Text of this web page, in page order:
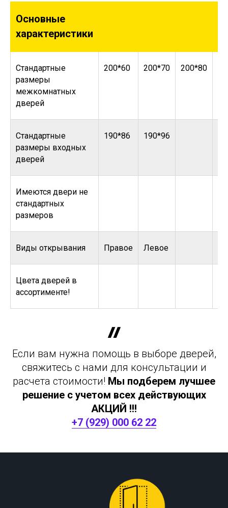
Основные
характеристики
Стандартные
размеры
межкомнатных
дверей
200*60 200*70 200*80
Стандартные
размеры входных
дверей
190*86 190*96
Имеются двери не
стандартных
размеров
Виды открывания Правое Левое
Цвета дверей в
ассортименте!
Если вам нужна помощь в выборе дверей,
свяжитесь с нами для консультации и
расчета стоимости! Мы подберем лучшее
решение с учетом всех действующих
АКЦИЙ !!!
+7 (929) 000 62 22